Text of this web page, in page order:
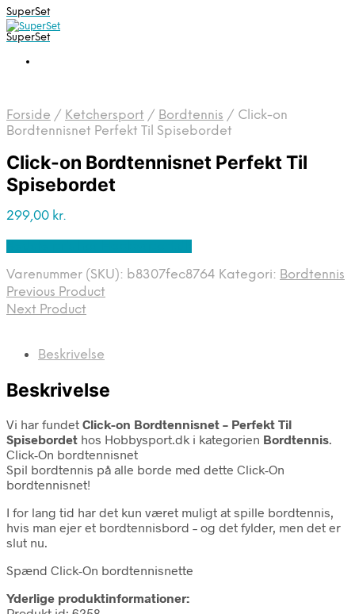
SuperSet
SuperSet
Forside / Ketchersport / Bordtennis / Click-on
Bordtennisnet Perfekt Til Spisebordet
Click-on Bordtennisnet Perfekt Til
Spisebordet
299,00 kr.
Varenummer (SKU): b8307fec8764 Kategori: Bordtennis
Previous Product
Next Product
Beskrivelse
Beskrivelse
Vi har fundet Click-on Bordtennisnet – Perfekt Til
Spisebordet hos Hobbysport.dk i kategorien Bordtennis.
Click-On bordtennisnet
Spil bordtennis på alle borde med dette Click-On
bordtennisnet!
I for lang tid har det kun været muligt at spille bordtennis,
hvis man ejer et bordtennisbord – og det fylder, men det er
slut nu.
Spænd Click-On bordtennisnette
Yderlige produktinformationer: